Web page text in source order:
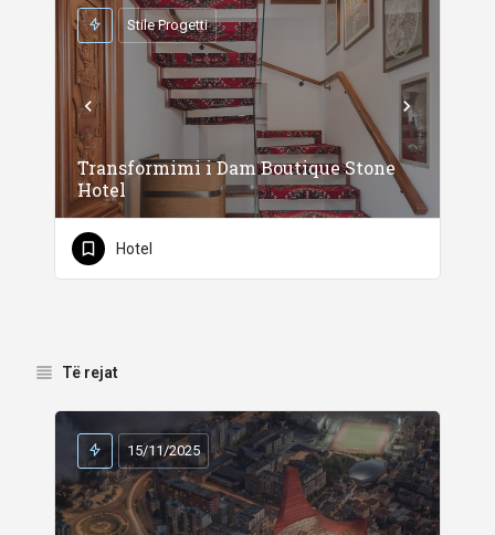
Transformimi i Dam Boutique Stone
Hotel
Stile Progetti
Hotel
Të rejat
15/11/2025